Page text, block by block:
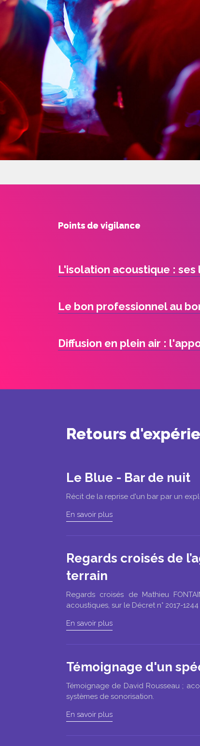
Points de vigilance
L'isolation acoustique : ses
Le bon professionnel au
Diffusion en plein air :
Retours
Le Blue - Bar de nuit
Récit de la reprise d'un bar par un
En savoir plus
Regards croisés de
terrain
Regards croisés de Mathieu
acoustiques, sur le Décret n° 2017-
En savoir plus
Témoignage d'un
Témoignage de David Rousseau ;
systèmes de sonorisation.
En savoir plus